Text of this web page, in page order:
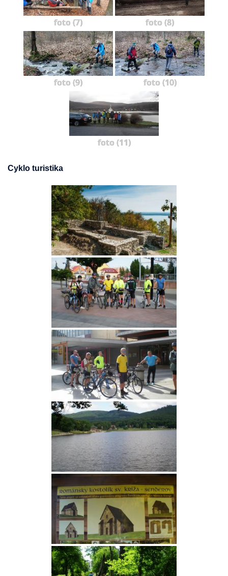
foto (7) foto (8)
foto (9) foto (10)
foto (11)
Cyklo turistika